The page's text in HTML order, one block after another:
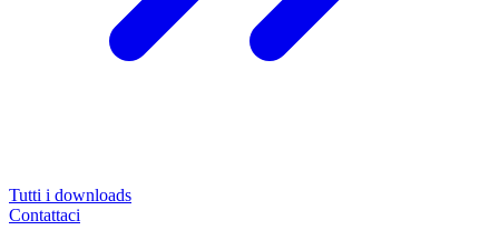
Tutti i downloads
Contattaci